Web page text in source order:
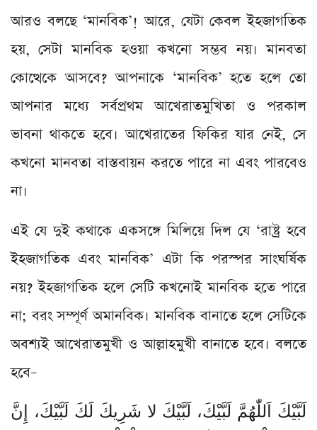
আরও বলছে ‘মানবিক’! আরে, যেটা কেবল ইহজাগতিক
হয়, সেটা মানবিক হওয়া কখনো সম্ভব নয়। মানবতা
কোত্থেকে আসবে? আপনাকে ‘মানবিক’ হতে হলে তো
আপনার মধ্যে সর্বপ্রথম আখেরাতমুখিতা ও পরকাল
ভাবনা থাকতে হবে। আখেরাতের ফিকির যার নেই, সে
কখনো মানবতা বাস্তবায়ন করতে পারে না এবং পারবেও
না।
এই যে দুই কথাকে একসঙ্গে মিলিয়ে দিল যে ‘রাষ্ট্র হবে
ইহজাগতিক এবং মানবিক’ এটা কি পরস্পর সাংঘর্ষিক
নয়? ইহজাগতিক হলে সেটি কখনোই মানবিক হতে পারে
না; বরং সম্পূর্ণ অমানবিক। মানবিক বানাতে হলে সেটিকে
অবশ্যই আখেরাতমুখী ও আল্লাহমুখী বানাতে হবে। বলতে
হবে–
لَبَّيْكَ اَللّٰهُمَّ لَبَّيْكَ، لَبَّيْكَ لا شَرِيكَ لَكَ لَبَّيْكَ، إِنَّ